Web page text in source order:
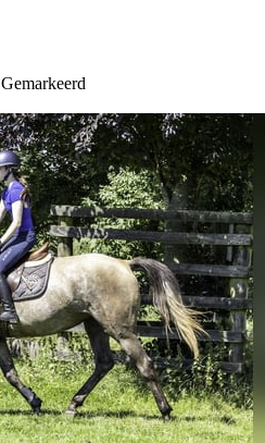
Gemarkeerd